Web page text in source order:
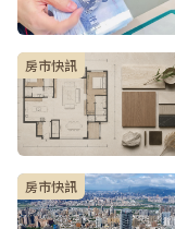
房市快訊
房市快訊